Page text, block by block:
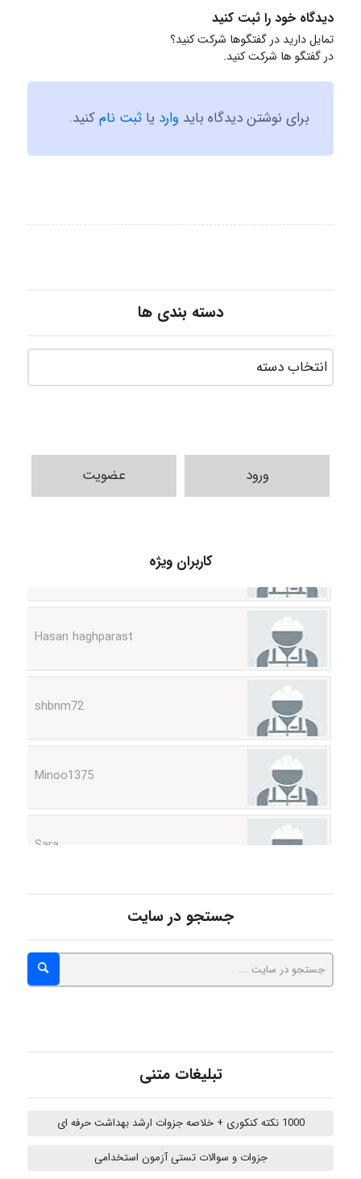
دیدگاه خود را ثبت کنید
تمایل دارید در گفتگوها شرکت کنید؟
در گفتگو ها شرکت کنید.
برای نوشتن دیدگاه باید وارد یا ثبت نامکنید.
دسته بندی ها
ورود عضویت
کاربران ویژه
vali
جستجو در سایت
تبلیغات متنی
1000 نکته کنکوری + خلاصه جزوات ارشد بهداشت حرفه ای
جزوات و سوالات تستی آزمون استخدامی